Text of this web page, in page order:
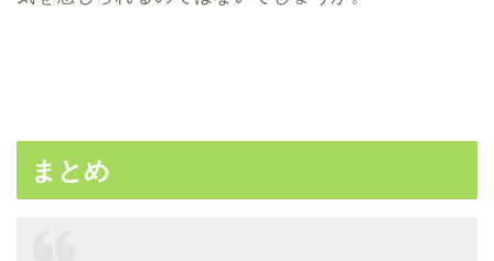
まとめ